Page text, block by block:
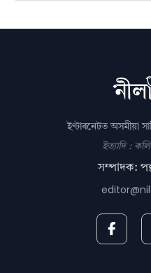
ইণ্টাৰনেটত অসমীয়া
ইত্যাদি :
সম্পাদক: